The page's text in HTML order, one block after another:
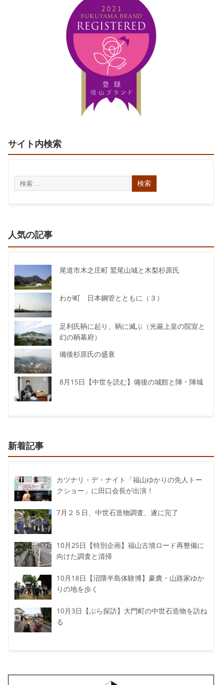
サイト内検索
人気の記事
尾道市木之庄町 鷲尾山城と木梨杉原氏
わが町 日本鋼管とともに（３）
足利氏鞆に起り、鞆に滅ぶ（光厳上皇の院宣と
幻の鞆幕府）
備後杉原氏の盛衰
8月15日【中世を読む】備後の城館と陣・陣城
新着記事
カツナリ・デ・ナイト「福山ゆかりの先人トー
クショー」に田口会長が出演！
7月２５日、中世石造物調査、遂に完了
10月25日【特別企画】福山古墳ロード再整備に
向けた調査と清掃
10月18日【沼隈半島体験博】豪農・山路家ゆか
りの地を歩く
10月3日【ぶら探訪】大門町の中世石造物を訪ね
る